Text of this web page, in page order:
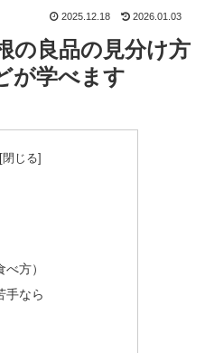
2025.12.18 2026.01.03
の良品の見分け方
が学べます
方）
手なら